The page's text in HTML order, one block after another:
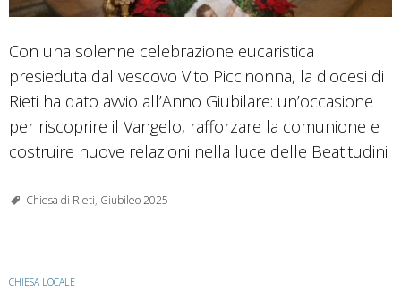
Con una solenne celebrazione eucaristica
presieduta dal vescovo Vito Piccinonna, la diocesi di
Rieti ha dato avvio all’Anno Giubilare: un’occasione
per riscoprire il Vangelo, rafforzare la comunione e
costruire nuove relazioni nella luce delle Beatitudini
Chiesa di Rieti, Giubileo 2025
CHIESA LOCALE